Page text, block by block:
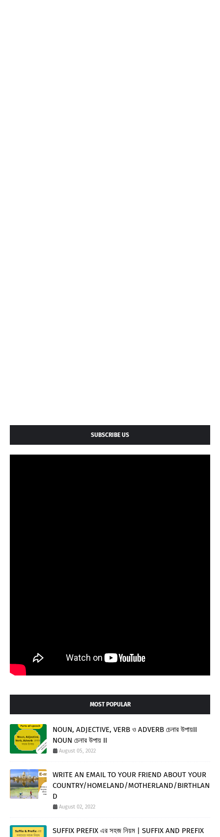
SUBSCRIBE US
MOST POPULAR
NOUN, ADJECTIVE, VERB ও ADVERB চেনার উপায়II
NOUN চেনার উপায় II
August 05, 2022
WRITE AN EMAIL TO YOUR FRIEND ABOUT YOUR
COUNTRY/HOMELAND/MOTHERLAND/BIRTHLAN
D
August 02, 2022
SUFFIX PREFIX এর সহজ নিয়ম | SUFFIX AND PREFIX